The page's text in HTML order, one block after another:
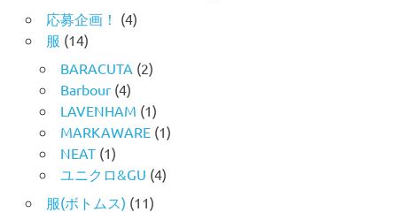
応募企画！ (4)
服 (14)
BARACUTA (2)
Barbour(4)
LAVENHAM (1)
MARKAWARE(1)
NEAT(1)
ユニクロ&GU (4)
服(ボトムス) (11)